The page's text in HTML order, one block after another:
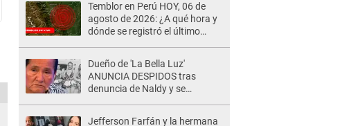
Temblor en Perú HOY, 06 de
agosto de 2026: ¿A qué hora y
dónde se registró el último
Dueño de 'La Bella Luz'
ANUNCIA DESPIDOS tras
denuncia de Naldy y se
Jefferson Farfán y la hermana